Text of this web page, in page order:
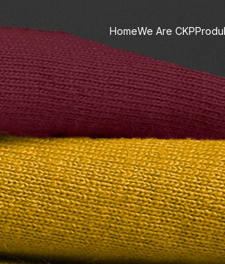
HomeWe Are CKP